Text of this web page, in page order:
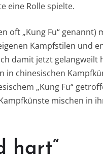
eine Rolle spielte.
oft „Kung Fu“ genannt)
Kampfstilen und
damit jetzt gelangweilt
in chinesischen
„Kung Fu“
mischen in
hart“